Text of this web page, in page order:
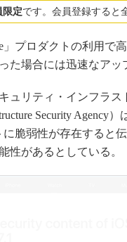
限定です。会員登録すると
プロダクトの利用で
た場合には迅速なアッ
ュリティ・インフラス
Security Agency
脆弱性が存在すると
性があるとしている。